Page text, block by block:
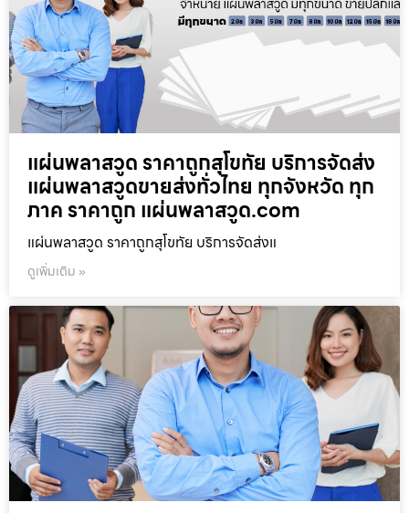
แผ่นพลาสวูด ราคาถูกสุโขทัย บริการจัดส่ง
แผ่นพลาสวูดขายส่งทั่วไทย ทุกจังหวัด ทุก
ภาค ราคาถูก แผ่นพลาสวูด.com
แผ่นพลาสวูด ราคาถูกสุโขทัย บริการจัดส่งแ
ดูเพิ่มเติม »